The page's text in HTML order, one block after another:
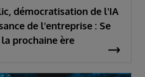
démocratisation de l'IA
de l'entreprise : Se
prochaine ère